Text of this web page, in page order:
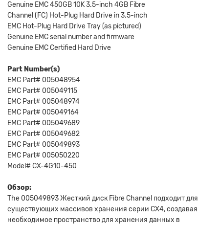
Genuine EMC 450GB 10K 3.5-inch 4GB Fibre
Channel (FC) Hot-Plug Hard Drive in 3.5-inch
EMC Hot-Plug Hard Drive Tray (as pictured)
Genuine EMC serial number and firmware
Genuine EMC Certified Hard Drive
Part Number(s)
EMC Part# 005048954
EMC Part# 005049115
EMC Part# 005048974
EMC Part# 005049164
EMC Part# 005049689
EMC Part# 005049682
EMC Part# 005049893
EMC Part# 005050220
Model# CX-4G10-450
Обзор:
The 005049893 Жесткий диск Fibre Channel подходит для
существующих массивов хранения серии CX4, создавая
необходимое пространство для хранения данных в